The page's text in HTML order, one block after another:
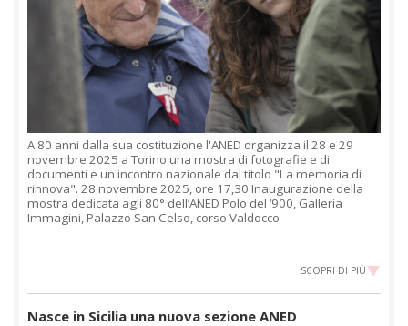
A 80 anni dalla sua costituzione l'ANED organizza il 28 e 29
novembre 2025 a Torino una mostra di fotografie e di
documenti e un incontro nazionale dal titolo "La memoria di
rinnova". 28 novembre 2025, ore 17,30 Inaugurazione della
mostra dedicata agli 80° dell’ANED Polo del ‘900, Galleria
Immagini, Palazzo San Celso, corso Valdocco
SCOPRI DI PIÙ
Nasce in Sicilia una nuova sezione ANED